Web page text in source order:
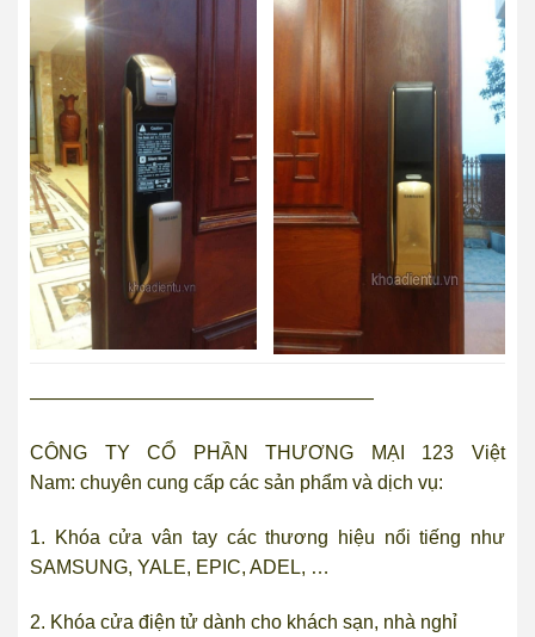
——————————————————
CÔNG TY CỔ PHẦN THƯƠNG MẠI 123 Việt
Nam: chuyên cung cấp các sản phẩm và dịch vụ:
1. Khóa cửa vân taycác thương hiệu nổi tiếng như
SAMSUNG, YALE, EPIC, ADEL, …
2. Khóa cửa điện tử dành cho khách sạn, nhà nghỉ